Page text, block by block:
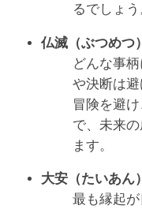
るでしょう
仏滅（ぶつめつ）
どんな事
や決断は
冒険を避
で、未来
ます。
大安（たいあん）
最も縁起